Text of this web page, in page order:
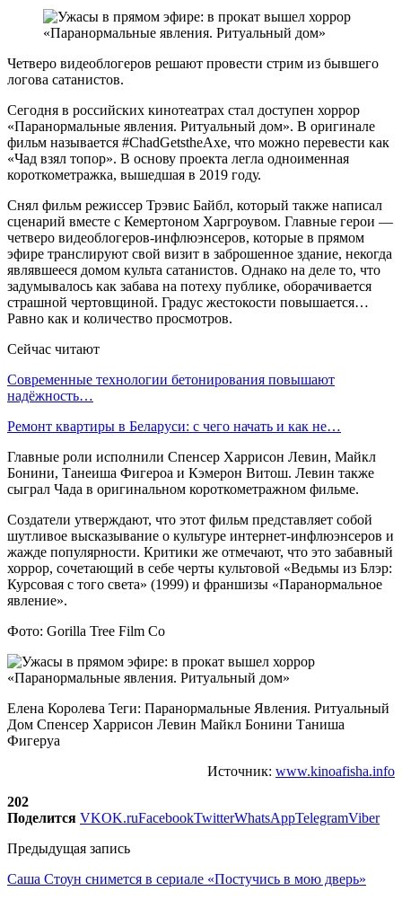
Четверо видеоблогеров решают провести стрим из бывшего
логова сатанистов.
Сегодня в российских кинотеатрах стал доступен хоррор
«Паранормальные явления. Ритуальный дом». В оригинале
фильм называется #ChadGetstheAxe, что можно перевести как
«Чад взял топор». В основу проекта легла одноименная
короткометражка, вышедшая в 2019 году.
Снял фильм режиссер Трэвис Байбл, который также написал
сценарий вместе с Кемертоном Харгроувом. Главные герои —
четверо видеоблогеров-инфлюэнсеров, которые в прямом
эфире транслируют свой визит в заброшенное здание, некогда
являвшееся домом культа сатанистов. Однако на деле то, что
задумывалось как забава на потеху публике, оборачивается
страшной чертовщиной. Градус жестокости повышается…
Равно как и количество просмотров.
Сейчас читают
Современные технологии бетонирования повышают
надёжность…
Ремонт квартиры в Беларуси: с чего начать и как не…
Главные роли исполнили Спенсер Харрисон Левин, Майкл
Бонини, Танеиша Фигероа и Кэмерон Витош. Левин также
сыграл Чада в оригинальном короткометражном фильме.
Создатели утверждают, что этот фильм представляет собой
шутливое высказывание о культуре интернет-инфлюэнсеров и
жажде популярности. Критики же отмечают, что это забавный
хоррор, сочетающий в себе черты культовой «Ведьмы из Блэр:
Курсовая с того света» (1999) и франшизы «Паранормальное
явление».
Фото: Gorilla Tree Film Co
Елена Королева Теги: Паранормальные Явления. Ритуальный
Дом Спенсер Харрисон Левин Майкл Бонини Таниша
Фигеруа
Источник: www.kinoafisha.info
202
Поделится VKOK.ruFacebookTwitterWhatsAppTelegramViber
Предыдущая запись
Саша Стоун снимется в сериале «Постучись в мою дверь»